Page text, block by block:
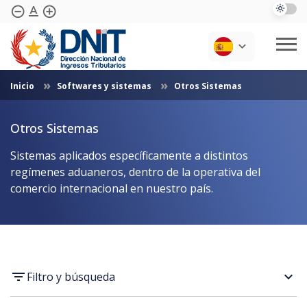
Saltar al contenido principal
remove_circle_outline text_format add_circle_outline
Normativas
Biblioteca
Preguntas Frecuentes
Contáctenos
Softwares Y Sistemas
Inicio Softwares y sistemas Otros Sistemas
Otros Sistemas
Sistemas aplicados específicamente a distintos
regímenes aduaneros, dentro de la operativa del
comercio internacional en nuestro país.
Filtro y búsqueda expand_more